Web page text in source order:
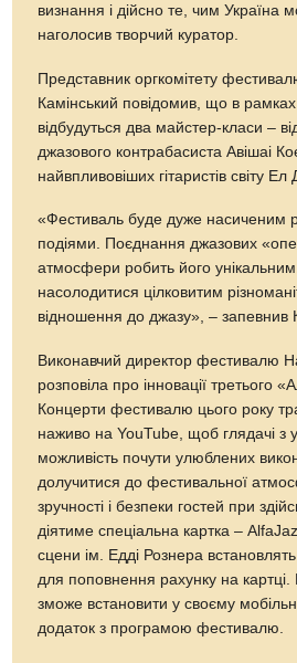
визнання і дійсно те, чим Україна
наголосив творчий куратор.
Представник оргкомітету
Камінський повідомив, що в
відбудуться два майстер-класи –
джазового контрабасиста Авішаі
найвпливовіших гітаристів світу Ел
«Фестиваль буде дуже насиченим
подіями. Поєднання джазових
атмосфери робить його
насолодитися цілковитим
відношення до джазу», – запевнив
Виконавчий директор фестивалю
розповіла про інновації третього
Концерти фестивалю цього року
наживо на YouTube, щоб глядачі з
можливість почути улюблених
долучитися до фестивальної
зручності і безпеки гостей при
діятиме спеціальна картка –
сцени ім. Едді Рознера
для поповнення рахунку на картці.
зможе встановити у своєму
додаток з програмою фестивалю.